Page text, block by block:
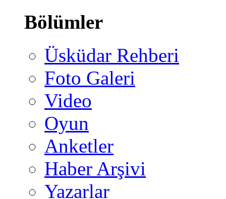
Bölümler
Üsküdar Rehberi
Foto Galeri
Video
Oyun
Anketler
Haber Arşivi
Yazarlar